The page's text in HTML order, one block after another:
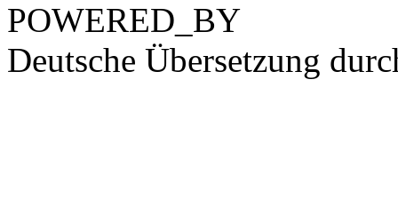
POWERED_BY
Deutsche Übersetzung